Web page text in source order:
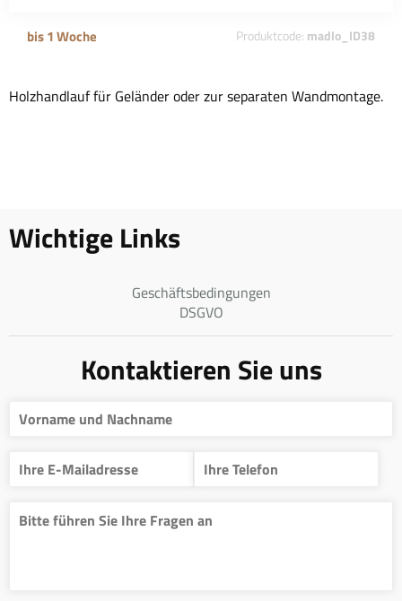
bis 1 Woche Produktcode: madlo_ID38
Holzhandlauf für Geländer oder zur separaten Wandmontage.
Wichtige Links
Geschäftsbedingungen
DSGVO
Kontaktieren Sie uns